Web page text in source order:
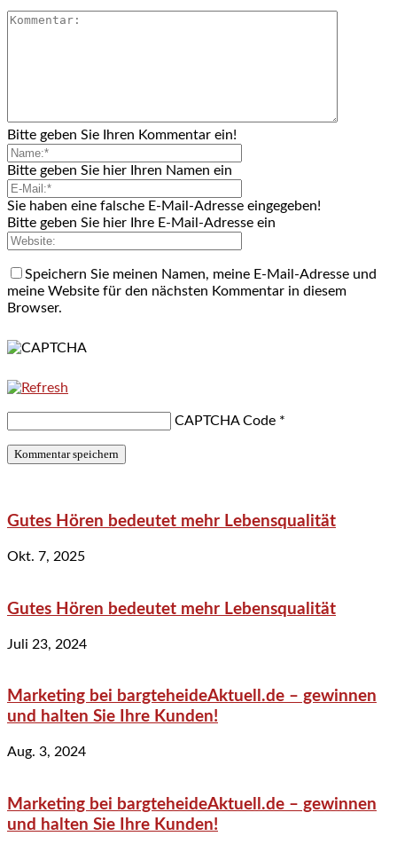
Bitte geben Sie Ihren Kommentar ein!
Bitte geben Sie hier Ihren Namen ein
Sie haben eine falsche E-Mail-Adresse eingegeben!
Bitte geben Sie hier Ihre E-Mail-Adresse ein
Speichern Sie meinen Namen, meine E-Mail-Adresse und
meine Website für den nächsten Kommentar in diesem
Browser.
CAPTCHA Code *
Gutes Hören bedeutet mehr Lebensqualität
Okt. 7, 2025
Gutes Hören bedeutet mehr Lebensqualität
Juli 23, 2024
Marketing bei bargteheideAktuell.de – gewinnen
und halten Sie Ihre Kunden!
Aug. 3, 2024
Marketing bei bargteheideAktuell.de – gewinnen
und halten Sie Ihre Kunden!